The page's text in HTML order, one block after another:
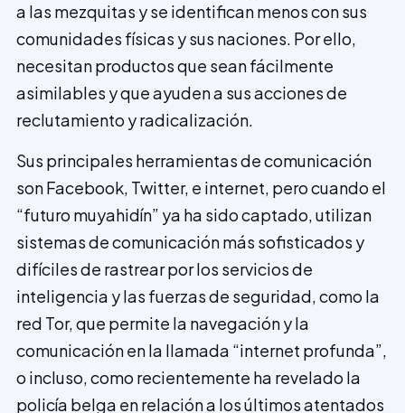
a las mezquitas y se identifican menos con sus
comunidades físicas y sus naciones. Por ello,
necesitan productos que sean fácilmente
asimilables y que ayuden a sus acciones de
reclutamiento y radicalización.
Sus principales herramientas de comunicación
son Facebook, Twitter, e internet, pero cuando el
“futuro muyahidín” ya ha sido captado, utilizan
sistemas de comunicación más sofisticados y
difíciles de rastrear por los servicios de
inteligencia y las fuerzas de seguridad, como la
red Tor, que permite la navegación y la
comunicación en la llamada “internet profunda”,
o incluso, como recientemente ha revelado la
policía belga en relación a los últimos atentados